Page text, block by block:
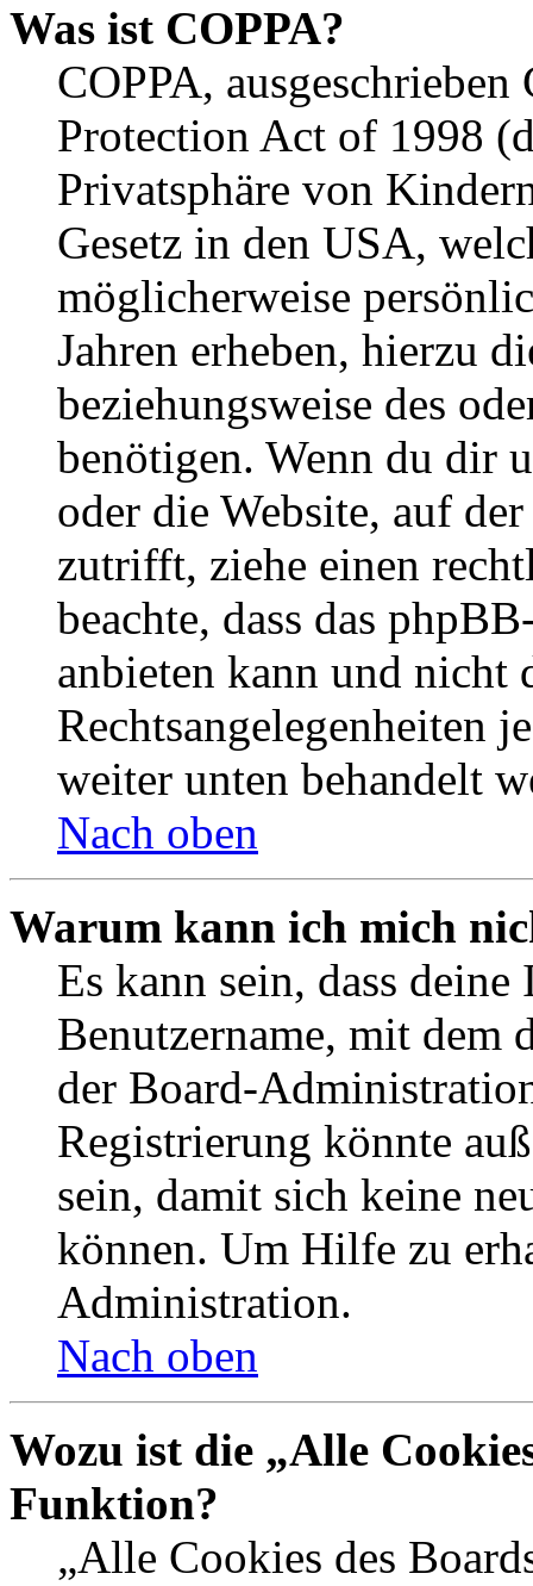
Was ist COPPA?
COPPA,
Protection Act of 1998
Privatsphäre von
Gesetz in den USA,
möglicherweise
Jahren erheben, hierzu
beziehungsweise des
benötigen. Wenn du dir
oder die Website, auf
zutrifft, ziehe einen
beachte, dass das
anbieten kann und nicht
Rechtsangelegenheiten
weiter unten behandelt
Nach oben
Warum kann ich mich
Es kann sein, dass
Benutzername, mit dem
der Board-
Registrierung könnte
sein, damit sich keine
können. Um Hilfe zu
Administration.
Nach oben
Wozu ist die „Alle
Funktion?
„Alle Cookies des